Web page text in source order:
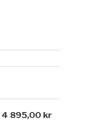
4 895,00 kr